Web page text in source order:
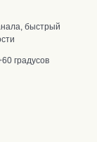
быстрый
градусов